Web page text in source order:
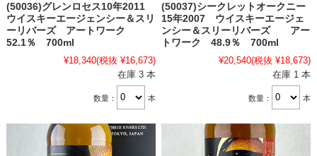
(50036)グレンロセス10年2011
ウイスキーエージェンシー＆スリ
ーリバーズ アートワーク
52.1％ 700ml
¥18,340(税抜 ¥16,673)
在庫 3 本
数量： 本
(50037)シークレットオークニー
15年2007 ウイスキーエージェ
ンシー＆スリーリバーズ アー
トワーク 48.9％ 700ml
¥20,540(税抜 ¥18,673)
在庫 1 本
数量： 本